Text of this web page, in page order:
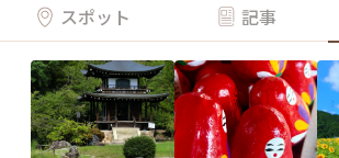
スポット 記事